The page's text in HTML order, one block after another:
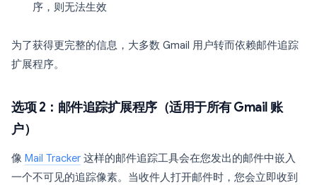
序，则无法生效
为了获得更完整的信息，大多数 Gmail 用户转而依赖邮件追踪
扩展程序。
选项 2：邮件追踪扩展程序（适用于所有 Gmail 账
户）
像 Mail Tracker 这样的邮件追踪工具会在您发出的邮件中嵌入
一个不可见的追踪像素。当收件人打开邮件时，您会立即收到